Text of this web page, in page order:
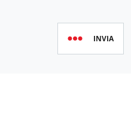
INVIA